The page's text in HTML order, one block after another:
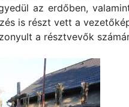
az erdőben,
is részt vett a
a résztvevők